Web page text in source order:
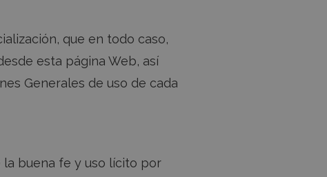
que en todo caso,
esta página Web, así
Generales de uso de cada
la buena fe y uso lícito por